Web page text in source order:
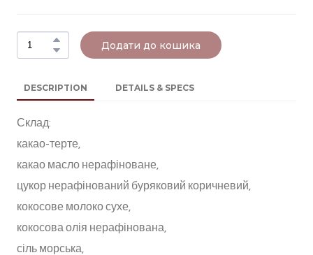
Додати до кошика
DESCRIPTION DETAILS & SPECS
Склад:
какао-терте,
какао масло нерафіноване,
цукор нерафінований буряковий коричневий,
кокосове молоко сухе,
кокосова олія нерафінована,
сіль морська,